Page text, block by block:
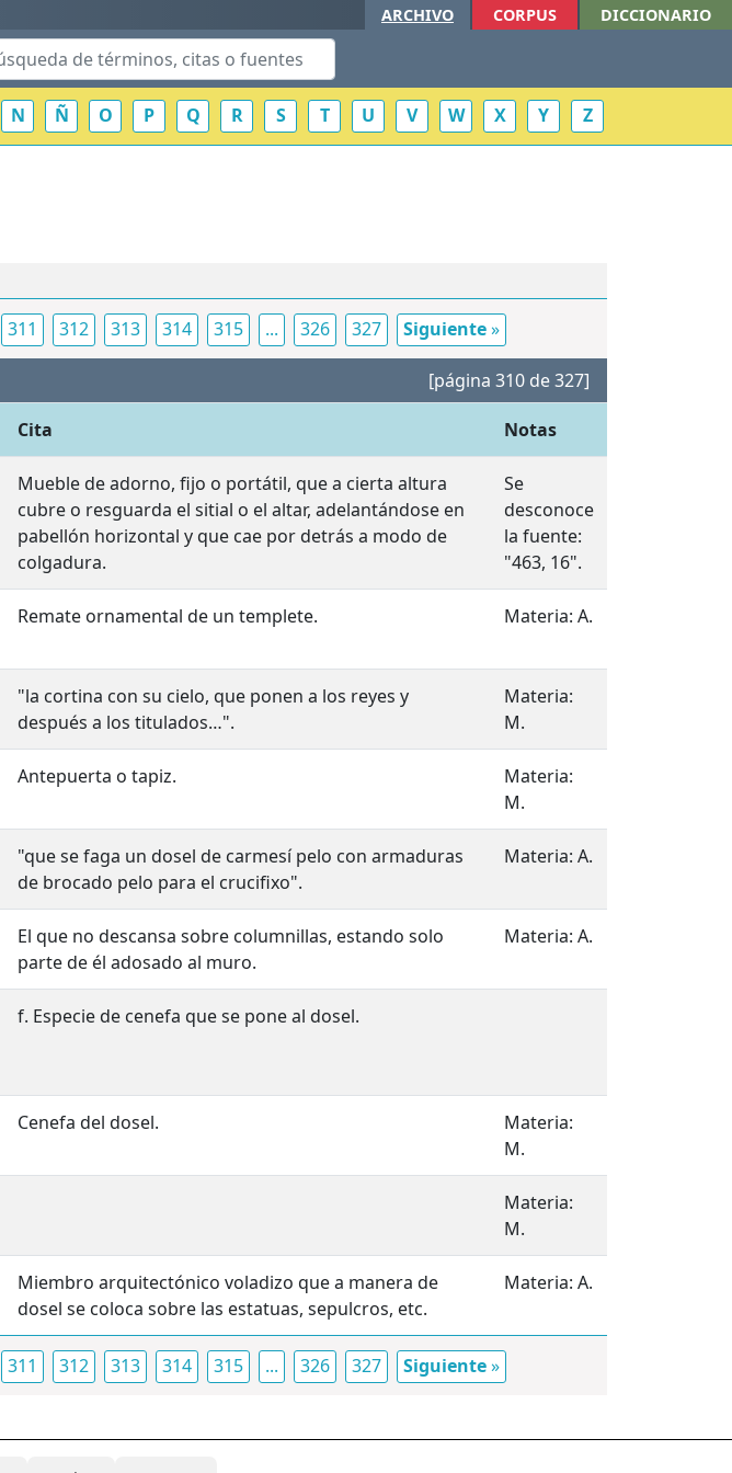
ARCHIVO CORPUS DICCIONARIO
N Ñ O P Q R S T U V W X Y Z
311 312 313 314 315 ... 326 327 Siguiente»
[página 310 de 327]
Cita Notas
Mueble de adorno, fijo o portátil, que a cierta altura
cubre o resguarda el sitial o el altar, adelantándose en
pabellón horizontal y que cae por detrás a modo de
colgadura.
Se
desconoce
la fuente:
"463, 16".
Remate ornamental de un templete. Materia: A.
"la cortina con su cielo, que ponen a los reyes y
después a los titulados…".
Materia:
M.
Antepuerta o tapiz.
Materia:
M.
"que se faga un dosel de carmesí pelo con armaduras
de brocado pelo para el crucifixo".
Materia: A.
El que no descansa sobre columnillas, estando solo
parte de él adosado al muro.
Materia: A.
f. Especie de cenefa que se pone al dosel.
Cenefa del dosel.
Materia:
M.
Materia:
M.
Miembro arquitectónico voladizo que a manera de
dosel se coloca sobre las estatuas, sepulcros, etc.
Materia: A.
311 312 313 314 315 ... 326 327 Siguiente»